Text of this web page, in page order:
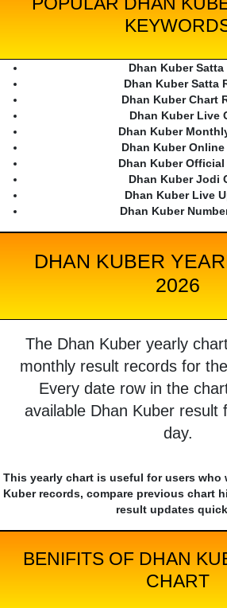
Dhan Kuber Satta
Dhan Kuber Satta
Dhan Kuber Chart
Dhan Kuber Live
Dhan Kuber
Dhan Kuber
Dhan Kuber
Dhan Kuber Jodi
Dhan Kuber Live
Dhan Kuber
DHAN KUBER
2026
The Dhan Kuber yearly
monthly result records for
Every date row in the
available Dhan Kuber result
day.
This yearly chart is useful for users who
Kuber records, compare previous chart
result updates
BENIFITS OF DHAN
CHART